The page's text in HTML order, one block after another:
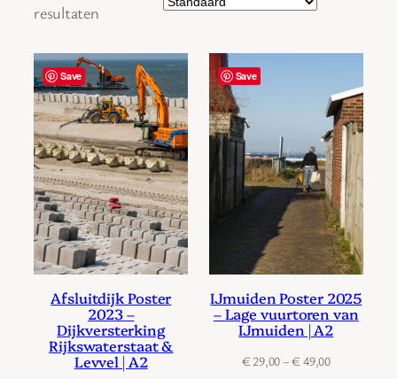
resultaten
Save
Afsluitdijk Poster
2023 –
Dijkversterking
Rijkswaterstaat &
Levvel | A2
Save
IJmuiden Poster 2025
– Lage vuurtoren van
IJmuiden | A2
€ 29,00–€ 49,00Prijsklasse: